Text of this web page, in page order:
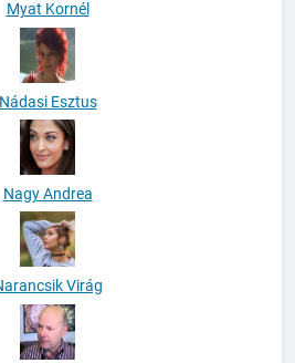
Myat Kornél
Nádasi Esztus
Nagy Andrea
Narancsik Virág